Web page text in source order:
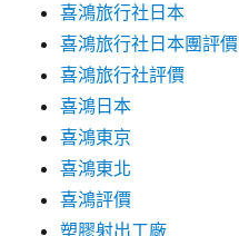
喜鴻旅行社日本
喜鴻旅行社日本團評價
喜鴻旅行社評價
喜鴻日本
喜鴻東京
喜鴻東北
喜鴻評價
塑膠射出工廠